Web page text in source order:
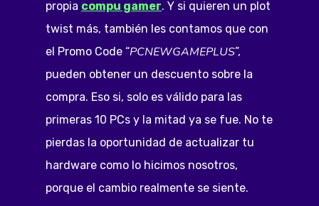
propia compu gamer. Y si quieren un plot
twist más, también les contamos que con
el Promo Code “PCNEWGAMEPLUS”,
pueden obtener un descuento sobre la
compra. Eso si, solo es válido para las
primeras 10 PCs y la mitad ya se fue. No te
pierdas la oportunidad de actualizar tu
hardware como lo hicimos nosotros,
porque el cambio realmente se siente.